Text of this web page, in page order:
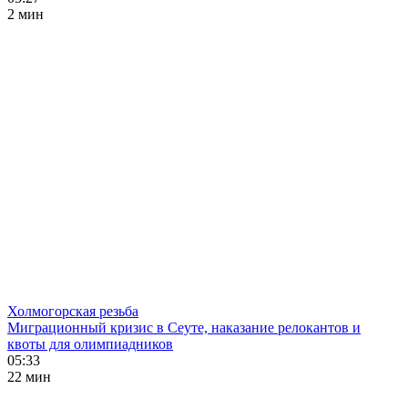
2 мин
Холмогорская резьба
Миграционный кризис в Сеуте, наказание релокантов и
квоты для олимпиадников
05:33
22 мин